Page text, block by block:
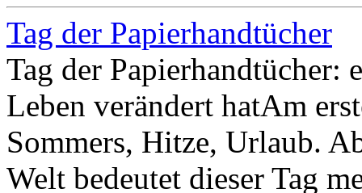
Tag der Papierhandtücher
Tag der Papierhandtücher:
Leben verändert hatAm
Sommers, Hitze, Urlaub.
Welt bedeutet dieser Tag